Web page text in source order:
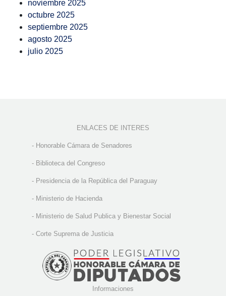
noviembre 2025
octubre 2025
septiembre 2025
agosto 2025
julio 2025
ENLACES DE INTERES
- Honorable Cámara de Senadores
- Biblioteca del Congreso
- Presidencia de la República del Paraguay
- Ministerio de Hacienda
- Ministerio de Salud Publica y Bienestar Social
- Corte Suprema de Justicia
Informaciones